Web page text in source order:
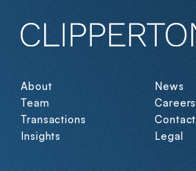
About
Team
Transactions
Insights
News
Careers
Contact
Legal